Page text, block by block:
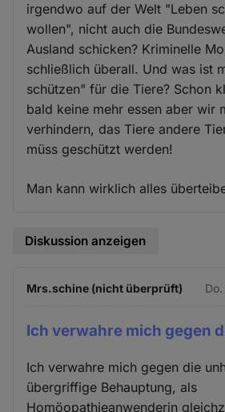
irgendwo auf der Welt "Leben
wollen", nicht auch die
Ausland schicken? Kriminelle
schließlich überall. Und was ist
schützen" für die Tiere? Schon
bald keine mehr essen aber wir
verhindern, das Tiere andere
müss geschützt werden!
Man kann wirklich alles
Diskussion anzeigen
Mrs.schine (nicht überprüft)
Ich verwahre mich gegen
Ich verwahre mich gegen die
übergriffige Behauptung, als
Homöopathieanwenderin